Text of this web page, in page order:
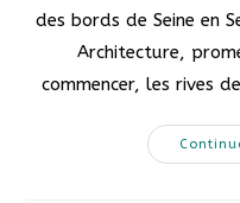
des bords de Seine en
Architecture,
commencer, les rives